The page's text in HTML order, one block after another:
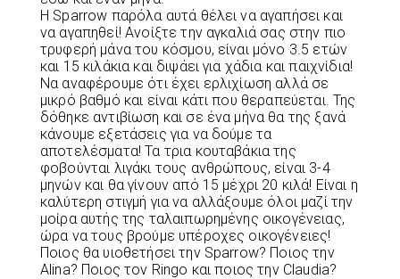
Η Sparrow παρόλα αυτά θέλει να αγαπήσει και
να αγαπηθεί! Ανοίξτε την αγκαλιά σας στην πιο
τρυφερή μάνα του κόσμου, είναι μόνο 3.5 ετών
και 15 κιλάκια και διψάει για χάδια και παιχνίδια!
Να αναφέρουμε ότι έχει ερλιχίωση αλλά σε
μικρό βαθμό και είναι κάτι που θεραπεύεται. Της
δόθηκε αντιβίωση και σε ένα μήνα θα της ξανά
κάνουμε εξετάσεις για να δούμε τα
αποτελέσματα! Τα τρια κουταβάκια της
φοβούνται λιγάκι τους ανθρώπους, είναι 3-4
μηνών και θα γίνουν από 15 μέχρι 20 κιλά! Είναι η
καλύτερη στιγμή για να αλλάξουμε όλοι μαζί την
μοίρα αυτής της ταλαιπωρημένης οικογένειας,
ώρα να τους βρούμε υπέροχες οικογένειες!
Ποιος θα υιοθετήσει την Sparrow? Ποιος την
Alina? Ποιος τον Ringo και ποιος την Claudia?